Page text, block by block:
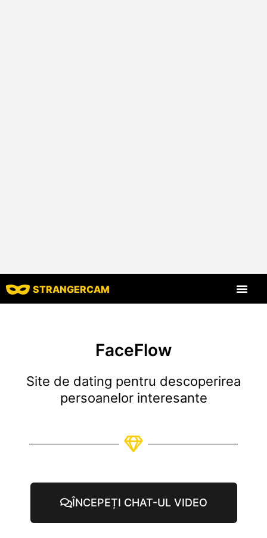
STRANGERCAM
FaceFlow
Site de dating pentru descoperirea
persoanelor interesante
ÎNCEPEȚI CHAT-UL VIDEO